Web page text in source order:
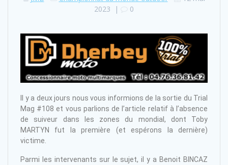
2023 | 0
Il y a deux jours nous vous informions de la sortie du Trial
Mag #108 et vous parlions de l’article relatif à l’absence
de suiveur dans les zones du mondial, dont Toby
MARTYN fut la première (et espérons la dernière)
victime.
Parmi les intervenants sur le sujet, il y a Benoit BINCAZ